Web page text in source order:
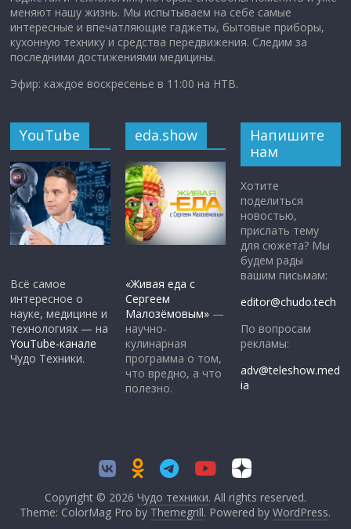
меняют нашу жизнь. Мы испытываем на себе самые
интересные и впечатляющие гаджеты, бытовые приборы,
кухонную технику и средства передвижения. Следим за
последними достижениями медицины.
Эфир: каждое воскресенье в 11:00 на НТВ.
YouTube
Всё самое
интересное о
науке, медицине и
технологиях — на
YouTube-канале
Чудо Техники.
eda.show
«Живая еда с
Сергеем
Малозёмовым» —
научно-
кулинарная
программа о том,
что вредно, а что
полезно.
Напишите
нам
Хотите
поделиться
новостью,
прислать тему
для сюжета? Мы
будем рады
вашим письмам:
editor@chudo.tech
По вопросам
рекламы:
adv@teleshow.med
ia
Copyright © 2026 Чудо техники. All rights reserved.
Theme: ColorMag Pro by Themegrill. Powered byWordPress.